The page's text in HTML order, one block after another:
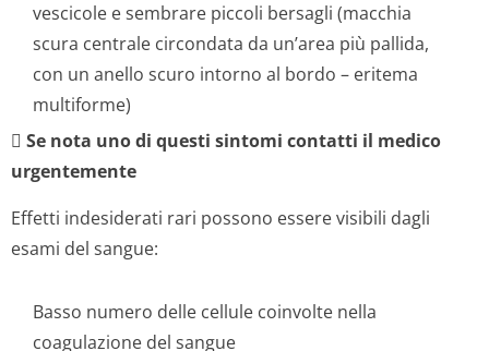
vescicole e sembrare piccoli bersagli (macchia
scura centrale circondata da un’area più pallida,
con un anello scuro intorno al bordo – eritema
multiforme)
 Se nota uno di questi sintomi contatti il medico
urgentemente
Effetti indesiderati rari possono essere visibili dagli
esami del sangue:
Basso numero delle cellule coinvolte nella
coagulazione del sangue